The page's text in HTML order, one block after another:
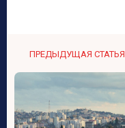
ПРЕДЫДУЩАЯ СТАТЬЯ